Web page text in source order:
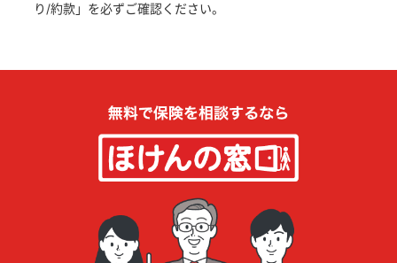
り/約款」を必ずご確認ください。